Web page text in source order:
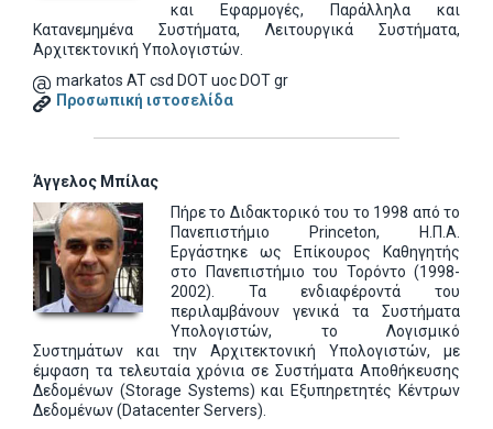
και Εφαρμογές, Παράλληλα και
Κατανεμημένα Συστήματα, Λειτουργικά Συστήματα,
Αρχιτεκτονική Υπολογιστών.
markatos AT csd DOT uoc DOT gr
Προσωπική ιστοσελίδα
Άγγελος Μπίλας
Πήρε το Διδακτορικό του το 1998 από το
Πανεπιστήμιο Princeton, Η.Π.Α.
Εργάστηκε ως Επίκουρος Καθηγητής
στο Πανεπιστήμιο του Τορόντο (1998-
2002). Τα ενδιαφέροντά του
περιλαμβάνουν γενικά τα Συστήματα
Υπολογιστών, το Λογισμικό
Συστημάτων και την Αρχιτεκτονική Υπολογιστών, με
έμφαση τα τελευταία χρόνια σε Συστήματα Αποθήκευσης
Δεδομένων (Storage Systems) και Εξυπηρετητές Κέντρων
Δεδομένων (Datacenter Servers).